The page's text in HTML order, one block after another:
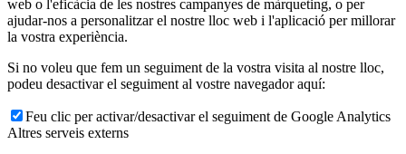
web o l'eficàcia de les nostres campanyes de màrqueting, o per
ajudar-nos a personalitzar el nostre lloc web i l'aplicació per millorar
la vostra experiència.
Si no voleu que fem un seguiment de la vostra visita al nostre lloc,
podeu desactivar el seguiment al vostre navegador aquí:
Feu clic per activar/desactivar el seguiment de Google Analytics
Altres serveis externs